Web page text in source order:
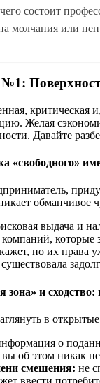
состоит
молчания или
Желая
Давайте
«свободного»
обманчивое
выдача и
которые
но их права
зона» и
в
о
вы об этом никак
смешения: не
ввести